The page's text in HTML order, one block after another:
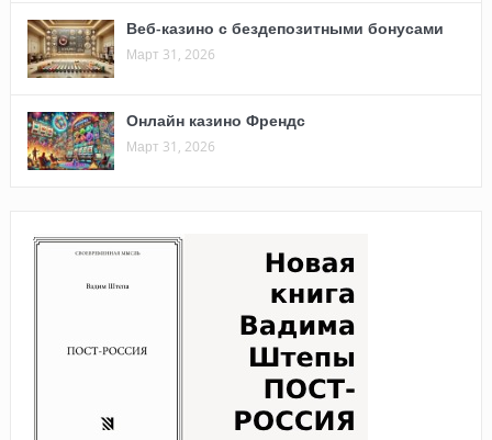
Веб-казино с бездепозитными бонусами
Март 31, 2026
Онлайн казино Френдс
Март 31, 2026